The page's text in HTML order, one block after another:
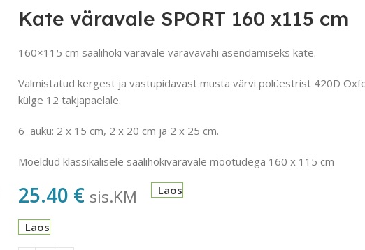
Kate väravale SPORT 160 x115 cm
160×115 cm saalihoki väravale väravavahi asendamiseks kate.
Valmistatud kergest ja vastupidavast musta värvi polüestrist 420D
külge 12 takjapaelale.
6 auku: 2 x 15 cm, 2 x 20 cm ja 2 x 25 cm.
Mõeldud klassikalisele saalihokiväravale mõõtudega 160 x 115 cm
25.40 € sis.KM Laos
Laos